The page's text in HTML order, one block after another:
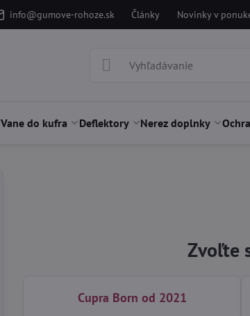
info@gumove-rohoze.sk Články Novinky v
Vane do kufra Deflektory Nerez doplnky
Zvoľte
Cupra Born od 2021